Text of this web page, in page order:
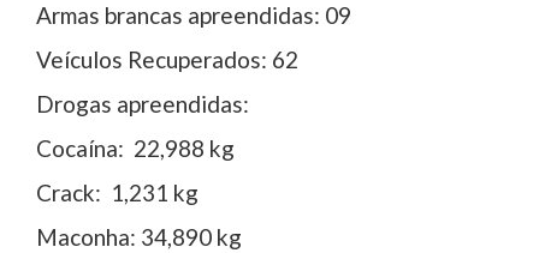
Armas brancas apreendidas: 09
Veículos Recuperados: 62
Drogas apreendidas:
Cocaína: 22,988 kg
Crack: 1,231 kg
Maconha: 34,890 kg